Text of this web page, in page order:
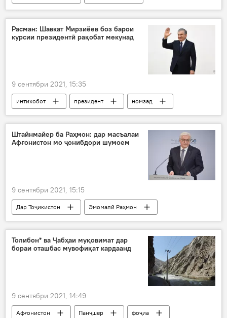
тамрин
СААД марз
Расман: Шавкат Мирзиёев боз барои
курсии президентӣ рақобат мекунад
9 сентябри 2021, 15:35
интихобот президент
номзад
Ӯзбекистон
Шавкат Мирзиёев
Штайнмайер ба Раҳмон: дар масъалаи
Афғонистон мо ҷонибдори шумоем
9 сентябри 2021, 15:15
Дар Тоҷикистон
Эмомалӣ Раҳмон
Олмон
Истиқлол коронавирус
Толибон* ва Ҷабҳаи муқовимат дар
бораи оташбас мувофиқат кардаанд
9 сентябри 2021, 14:49
Афғонистон Панҷшер
фоҷиа